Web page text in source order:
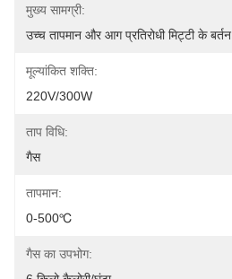
मुख्य सामग्री:
उच्च तापमान और आग प्रतिरोधी मिट्टी के बर्तन
मूल्यांकित शक्ति:
220V/300W
ताप विधि:
गैस
तापमान:
0-500℃
गैस का उपभोग: